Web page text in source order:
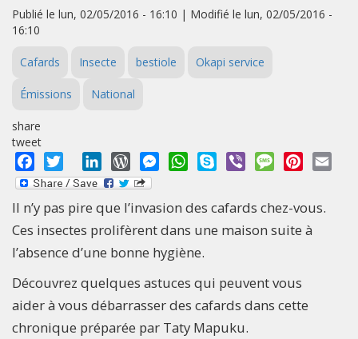
Publié le lun, 02/05/2016 - 16:10 | Modifié le lun, 02/05/2016 -
16:10
Cafards Insecte bestiole Okapi service
Émissions National
share
tweet
Facebook
Twitter LinkedInWordPressMessengerWhatsApp
Skype Viber MessagePinterest
Il n’y pas pire que l’invasion des cafards chez-vous.
Ces insectes prolifèrent dans une maison suite à
l’absence d’une bonne hygiène.
Découvrez quelques astuces qui peuvent vous
aider à vous débarrasser des cafards dans cette
chronique préparée par Taty Mapuku.